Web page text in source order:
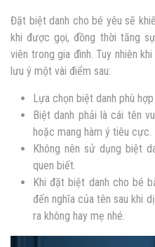
Đặt biệt danh cho bé yêu sẽ
khi được gọi, đồng thời tăng
viên trong gia đình. Tuy nhiên
lưu ý một vài điểm sau:
Lựa chọn biệt danh phù
Biệt danh phải là cái tên
hoặc mang hàm ý tiêu cực.
Không nên sử dụng biệt
quen biết.
Khi đặt biệt danh cho bé
đến nghĩa của tên sau khi
ra không hay mẹ nhé.